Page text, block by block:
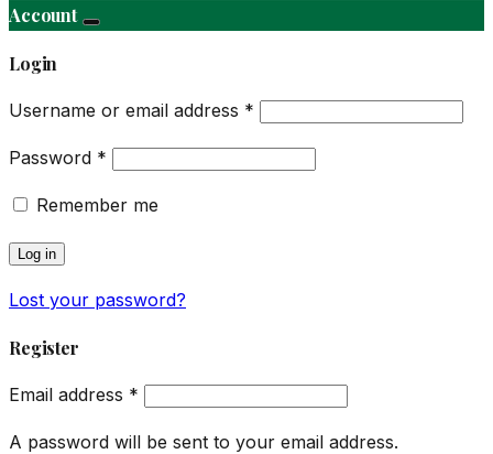
Account
Login
Username or email address *
Password *
Remember me
Log in
Lost your password?
Register
Email address *
A password will be sent to your email address.